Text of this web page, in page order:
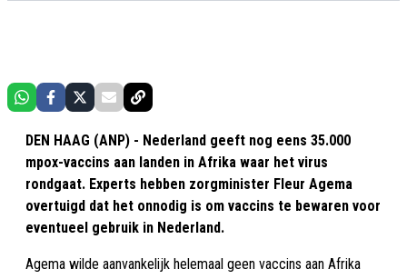
DEN HAAG (ANP) - Nederland geeft nog eens 35.000
mpox-vaccins aan landen in Afrika waar het virus
rondgaat. Experts hebben zorgminister Fleur Agema
overtuigd dat het onnodig is om vaccins te bewaren voor
eventueel gebruik in Nederland.
Agema wilde aanvankelijk helemaal geen vaccins aan Afrika